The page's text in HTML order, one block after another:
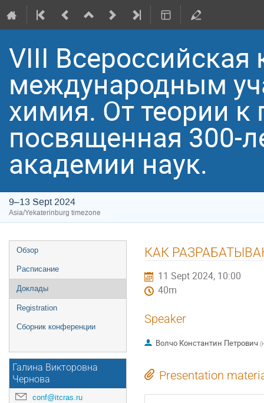
VIII
международным
химия. От теории к
посвященная 300-
академии наук.
9–13 Sept 2024
Asia/Yekaterinburg timezone
Event
menu
Обзор
Расписание
Доклады
Registration
Сборник конференции
Галина Викторовна
Чернова
conf@itcras.ru
КАК
11 Sept 2024, 10:00
40m
Speaker
Волчо Константин Петрович (
Presentation